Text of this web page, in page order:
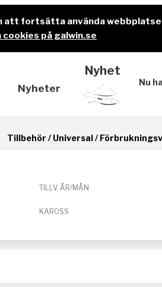
att fortsätta använda
cookies på galwin.se
Nyheter
Nyhet
Nu
Tillbehör / Universal /
TILLV. ÅR/MÅN
KAROSS